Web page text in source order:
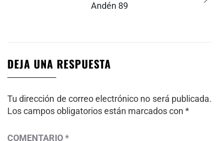
Andén 89
DEJA UNA RESPUESTA
Tu dirección de correo electrónico no será publicada.
Los campos obligatorios están marcados con *
COMENTARIO*